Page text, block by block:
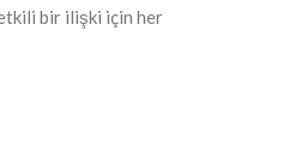
bir ilişki için her